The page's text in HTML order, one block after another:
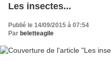
Les insectes...
Publié le 14/09/2015 à 07:54
Par beletteagile